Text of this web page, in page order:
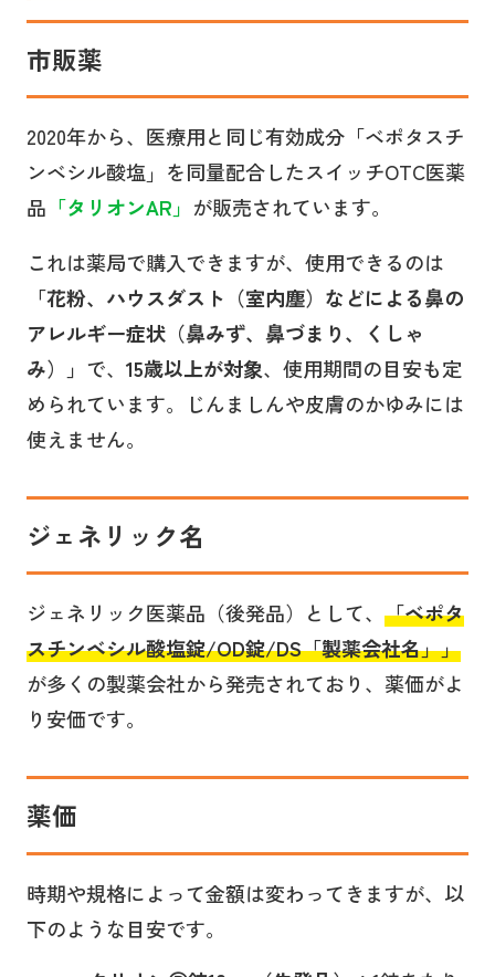
市販薬
2020年から、医療用と同じ有効成分「ベポタスチ
ンベシル酸塩」を同量配合したスイッチOTC医薬
品 「タリオンAR」 が販売されています。
これは薬局で購入できますが、使用できるのは
「花粉、ハウスダスト（室内塵）などによる鼻の
アレルギー症状（鼻みず、鼻づまり、くしゃ
み）」 で、 15歳以上が対象、使用期間の目安も定
められています。じんましんや皮膚のかゆみには
使えません。
ジェネリック名
ジェネリック医薬品（後発品）として、 「ベポタ
スチンベシル酸塩錠/OD錠/DS「製薬会社名」」
が多くの製薬会社から発売されており、薬価がよ
り安価です。
薬価
時期や規格によって金額は変わってきますが、以
下のような目安です。